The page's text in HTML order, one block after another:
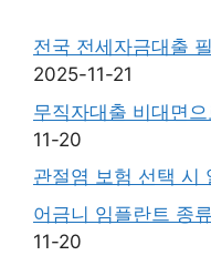
전국 전세자금대출
2025-11-21
무직자대출 비대면
11-20
관절염 보험 선택 시
어금니 임플란트 종
11-20